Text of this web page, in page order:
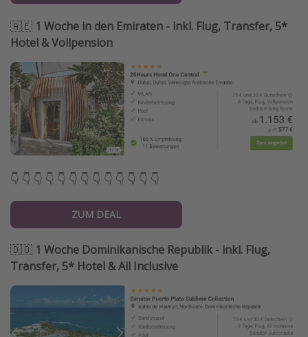
🇦🇪 1 Woche in den Emiraten - inkl. Flug, Transfer, 5*
Hotel & Vollpension
👇 👇 👇 👇 👇 👇 👇 👇 👇 👇 👇 👇 👇
ZUM DEAL
🇩🇴 1 Woche Dominikanische Republik - inkl. Flug,
Transfer, 5* Hotel & All Inclusive